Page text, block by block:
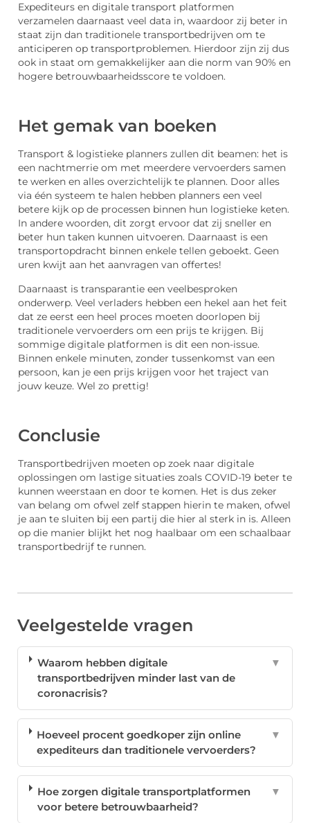
Expediteurs en digitale transport platformen
verzamelen daarnaast veel data in, waardoor zij beter in
staat zijn dan traditionele transportbedrijven om te
anticiperen op transportproblemen. Hierdoor zijn zij dus
ook in staat om gemakkelijker aan die norm van 90% en
hogere betrouwbaarheidsscore te voldoen.
Het gemak van boeken
Transport & logistieke planners zullen dit beamen: het is
een nachtmerrie om met meerdere vervoerders samen
te werken en alles overzichtelijk te plannen. Door alles
via één systeem te halen hebben planners een veel
betere kijk op de processen binnen hun logistieke keten.
In andere woorden, dit zorgt ervoor dat zij sneller en
beter hun taken kunnen uitvoeren. Daarnaast is een
transportopdracht binnen enkele tellen geboekt. Geen
uren kwijt aan het aanvragen van offertes!
Daarnaast is transparantie een veelbesproken
onderwerp. Veel verladers hebben een hekel aan het feit
dat ze eerst een heel proces moeten doorlopen bij
traditionele vervoerders om een prijs te krijgen. Bij
sommige digitale platformen is dit een non-issue.
Binnen enkele minuten, zonder tussenkomst van een
persoon, kan je een prijs krijgen voor het traject van
jouw keuze. Wel zo prettig!
Conclusie
Transportbedrijven moeten op zoek naar digitale
oplossingen om lastige situaties zoals COVID-19 beter te
kunnen weerstaan en door te komen. Het is dus zeker
van belang om ofwel zelf stappen hierin te maken, ofwel
je aan te sluiten bij een partij die hier al sterk in is. Alleen
op die manier blijkt het nog haalbaar om een schaalbaar
transportbedrijf te runnen.
Veelgestelde vragen
Waarom hebben digitale
transportbedrijven minder last van de
coronacrisis?
▼
Hoeveel procent goedkoper zijn online
expediteurs dan traditionele vervoerders?
▼
Hoe zorgen digitale transportplatformen
voor betere betrouwbaarheid?
▼